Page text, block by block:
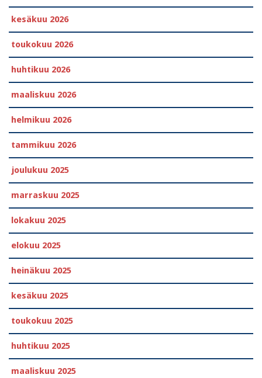
kesäkuu 2026
toukokuu 2026
huhtikuu 2026
maaliskuu 2026
helmikuu 2026
tammikuu 2026
joulukuu 2025
marraskuu 2025
lokakuu 2025
elokuu 2025
heinäkuu 2025
kesäkuu 2025
toukokuu 2025
huhtikuu 2025
maaliskuu 2025